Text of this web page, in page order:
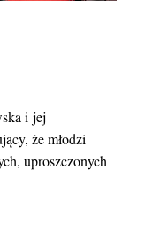
i jej
że młodzi
uproszczonych